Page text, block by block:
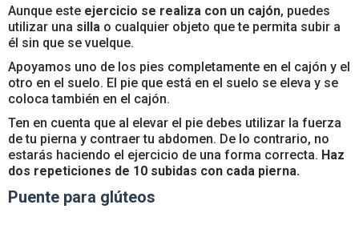
Aunque este ejercicio se realiza con un cajón, puedes
utilizar una silla o cualquier objeto que te permita subir a
él sin que se vuelque.
Apoyamos uno de los pies completamente en el cajón y el
otro en el suelo. El pie que está en el suelo se eleva y se
coloca también en el cajón.
Ten en cuenta que al elevar el pie debes utilizar la fuerza
de tu pierna y contraer tu abdomen. De lo contrario, no
estarás haciendo el ejercicio de una forma correcta. Haz
dos repeticiones de 10 subidas con cada pierna.
Puente para glúteos